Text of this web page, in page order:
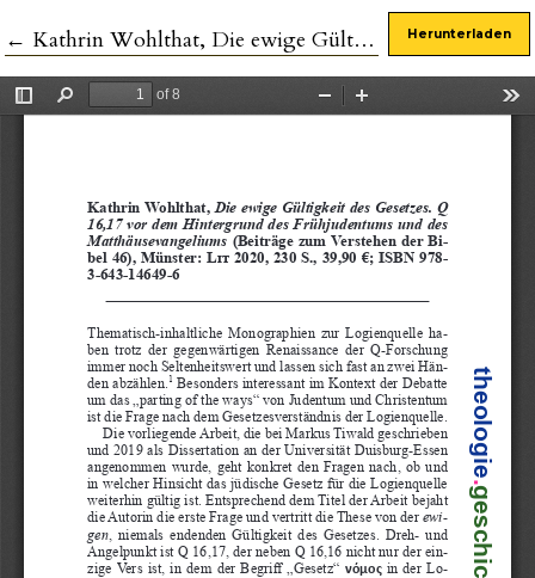
← Zu Artikeldetails zurückkehren
Kathrin Wohlthat, Die ewige Gültigkeit des Gesetzes. Q 16,17 vor dem Hintergrund des Frühjudentums und des Matthäusevangeliums Herunterladen